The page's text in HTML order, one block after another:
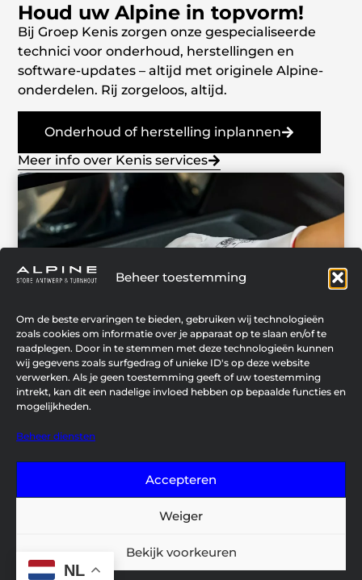
Beheer toestemming
Om de beste ervaringen te bieden, gebruiken wij technologieën
zoals cookies om informatie over je apparaat op te slaan en/of te
raadplegen. Door in te stemmen met deze technologieën kunnen
wij gegevens zoals surfgedrag of unieke ID's op deze website
verwerken. Als je geen toestemming geeft of uw toestemming
intrekt, kan dit een nadelige invloed hebben op bepaalde functies en
mogelijkheden.
Beheer diensten
Accepteren
Weiger
Bekijk voorkeuren
Houd uw Alpine in topvorm!
Bij Groep Kenis zorgen onze gespecialiseerde
technici voor onderhoud, herstellingen en
software-updates – altijd met originele Alpine-
onderdelen. Rij zorgeloos, altijd.
Onderhoud of herstelling inplannen
Meer info over Kenis services
NL